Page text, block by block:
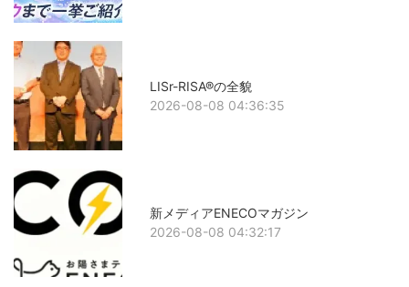
LISr-RISA®の全貌
2026-08-08 04:36:35
新メディアENECOマガジン
2026-08-08 04:32:17